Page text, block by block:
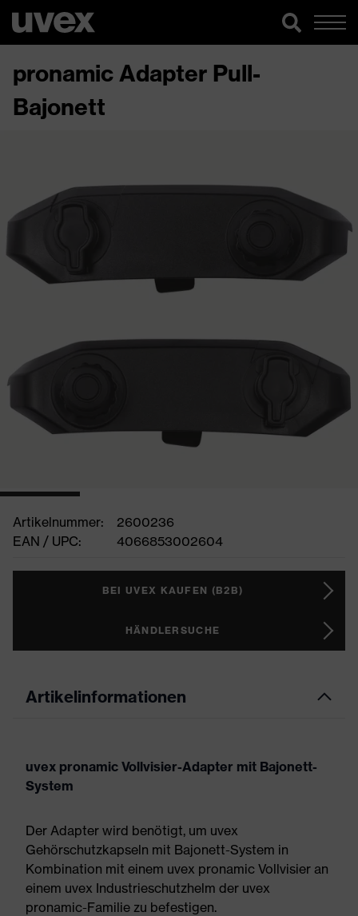
pronamic Adapter Pull-
Bajonett
Artikelnummer:
2600236
EAN / UPC:
4066853002604
BEI UVEX KAUFEN (B2B)
HÄNDLERSUCHE
Artikelinformationen
uvex pronamic Vollvisier-Adapter mit Bajonett-
System
Der Adapter wird benötigt, um uvex
Gehörschutzkapseln mit Bajonett-System in
Kombination mit einem uvex pronamic Vollvisier an
einem uvex Industrieschutzhelm der uvex
pronamic-Familie zu befestigen.